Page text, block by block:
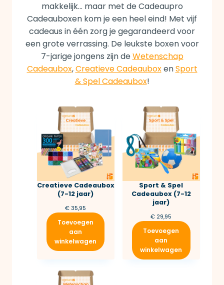
makkelijk… maar met de Cadeaupro
Cadeauboxen kom je een heel eind! Met vijf
cadeaus in één zorg je gegarandeerd voor
een grote verrassing. De leukste boxen voor
7-jarige jongens zijn deWetenschap
Cadeaubox,Creatieve CadeauboxenSport
& Spel Cadeaubox!
Creatieve Cadeaubox
(7-12 jaar)
€35,95
Toevoegen
aan
winkelwagen
Sport & Spel
Cadeaubox (7-12
jaar)
€ 29,95
Toevoegen
aan
winkelwagen